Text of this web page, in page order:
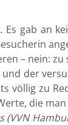
gab an
– nein: zu
der
völlig zu
die
(VVN